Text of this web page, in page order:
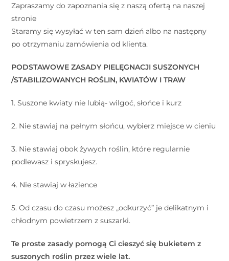
Zapraszamy do zapoznania się z naszą ofertą na naszej
stronie
Staramy się wysyłać w ten sam dzień albo na następny
po otrzymaniu zamówienia od klienta.
PODSTAWOWE ZASADY PIELĘGNACJI SUSZONYCH
/STABILIZOWANYCH ROŚLIN, KWIATÓW I TRAW
1. Suszone kwiaty nie lubią- wilgoć, słońce i kurz
2. Nie stawiaj na pełnym słońcu, wybierz miejsce w cieniu
3. Nie stawiaj obok żywych roślin, które regularnie
podlewasz i spryskujesz.
4. Nie stawiaj w łazience
5. Od czasu do czasu możesz „odkurzyć” je delikatnym i
chłodnym powietrzem z suszarki.
Te proste zasady pomogą Ci cieszyć się bukietem z
suszonych roślin przez wiele lat.